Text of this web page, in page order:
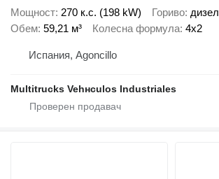
Мощност 270 к.с. (198 kW) Гориво дизел
Обем 59,21 м³ Колесна формула 4x2
Испания, Agoncillo
Multitrucks Vehнculos Industriales